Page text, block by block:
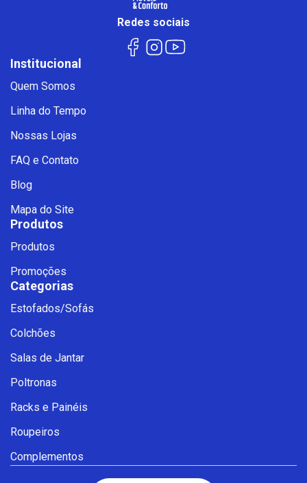
Redes sociais
Institucional
Quem Somos
Linha do Tempo
Nossas Lojas
FAQ e Contato
Blog
Mapa do Site
Produtos
Produtos
Promoções
Categorias
Estofados/Sofás
Colchões
Salas de Jantar
Poltronas
Racks e Painéis
Roupeiros
Complementos